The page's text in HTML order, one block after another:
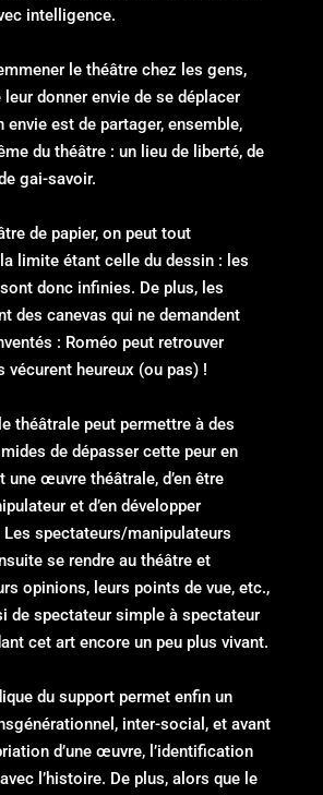
intelligence.
le théâtre chez les gens,
donner envie de se déplacer
envie est de partager, ensemble,
du théâtre : un lieu de liberté, de
gai-savoir.
de papier, on peut tout
limite étant celle du dessin : les
donc infinies. De plus, les
des canevas qui ne demandent
: Roméo peut retrouver
vécurent heureux (ou pas) !
théâtrale peut permettre à des
de dépasser cette peur en
une œuvre théâtrale, d’en être
et d’en développer
Les spectateurs/manipulateurs
se rendre au théâtre et
opinions, leurs points de vue, etc.,
de spectateur simple à spectateur
cet art encore un peu plus vivant.
du support permet enfin un
inter-social, et avant
d’une œuvre, l’identification
l’histoire. De plus, alors que le